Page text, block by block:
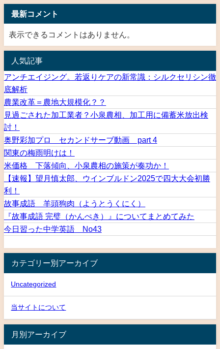
最新コメント
表示できるコメントはありません。
人気記事
アンチエイジング。若返りケアの新常識：シルクセリシン徹
底解析
農業改革＝農地大規模化？？
見過ごされた加工業者？小泉農相、加工用に備蓄米放出検
討！
奥野彩加プロ セカンドサーブ動画 part 4
関東の梅雨明けは！
米価格 下落傾向、小泉農相の施策が奏功か！
【速報】望月慎太郎、ウインブルドン2025で四大大会初勝
利！
故事成語 羊頭狗肉（ようとうくにく）
『故事成語 完璧（かんぺき）』についてまとめてみた
今日習った中学英語 No43
カテゴリー別アーカイブ
Uncategorized
当サイトについて
月別アーカイブ